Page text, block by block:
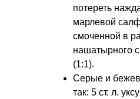
потереть
марлевой
смоченной в
нашатырного
(1:1).
Серые и
так: 5 ст. л.